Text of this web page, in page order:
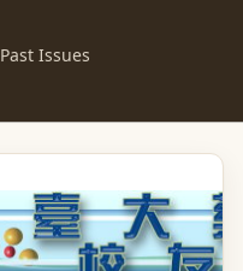
Issues